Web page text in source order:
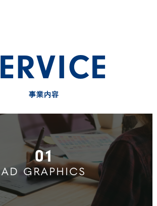
SERVICE
事業内容
01
AD GRAPHICS